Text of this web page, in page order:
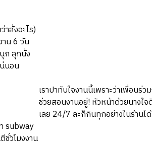
สั่งอะไร)
น 6 วัน
ก ลุกนั่ง
นอน
เราปาทับใจงานนี้เพราะว่าเพื่อนร่
ช่วยสอนงานอยู่! หัวหน้าด้วยนางใ
เลย 24/7 ละก็กินทุกอย่างในร้านไ
subway
ชั่วโมงงาน